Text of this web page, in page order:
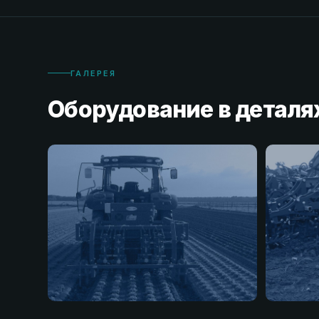
ГАЛЕРЕЯ
Оборудование в